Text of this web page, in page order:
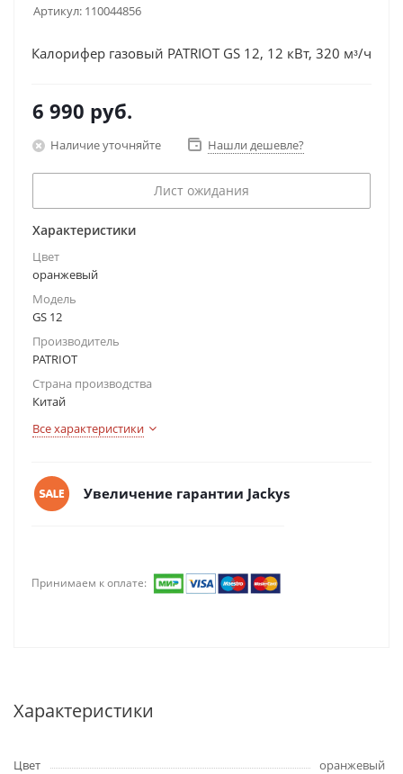
Артикул: 110044856
Калорифер газовый PATRIOT GS 12, 12 кВт, 320 мᵌ/ч
6 990 руб.
Наличие уточняйте Нашли дешевле?
Лист ожидания
Характеристики
Цвет
оранжевый
Модель
GS 12
Производитель
PATRIOT
Страна производства
Китай
Все характеристики
Увеличение гарантии Jackys
Принимаем к оплате:
Характеристики
Цвет
оранжевый